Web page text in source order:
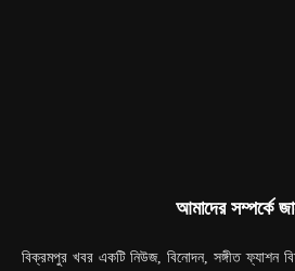
আমাদের সম্পর্কে
বিক্রমপুর খবর একটি নিউজ, বিনোদন, সঙ্গীত ফ্যাশন